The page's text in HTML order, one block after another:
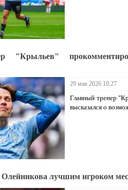
"Крыльев"
29 мая 2026 10:27
Главный тренер
высказался о
лучшим игроком